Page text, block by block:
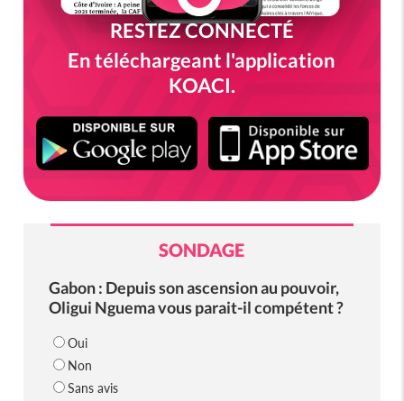
RESTEZ CONNECTÉ
En téléchargeant l'application
KOACI.
SONDAGE
Gabon : Depuis son ascension au pouvoir,
Oligui Nguema vous parait-il compétent ?
Oui
Non
Sans avis